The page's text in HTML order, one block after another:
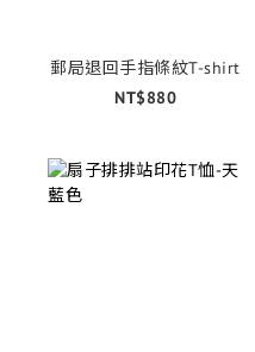
郵局退回手指條紋T-shirt
NT$880